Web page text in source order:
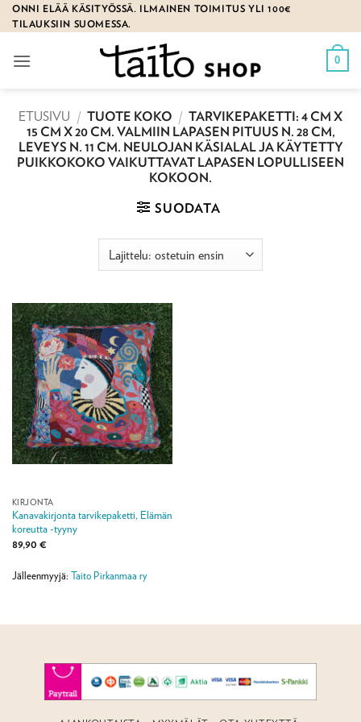
Skip
to
ONNI ELÄÄ KÄSITYÖSSÄ. ILMAINEN TOIMITUS YLI 100€
TILAUKSIIN SUOMESSA.
0
ETUSIVU / TUOTE KOKO / TARVIKEPAKETTI: 4 CM X
15 CM X 20 CM. VALMIIN LAPASEN PITUUS N. 28 CM,
LEVEYS N. 11 CM. NEULOJAN KÄSIALAL JA KÄYTETTY
PUIKKOKOKO VAIKUTTAVAT LAPASEN LOPULLISEEN
KOKOON.
SUODATA
KIRJONTA
Kanavakirjonta tarvikepaketti, Elämän
koreutta -tyyny
89,90 €
Jälleenmyyjä: Taito Pirkanmaa ry